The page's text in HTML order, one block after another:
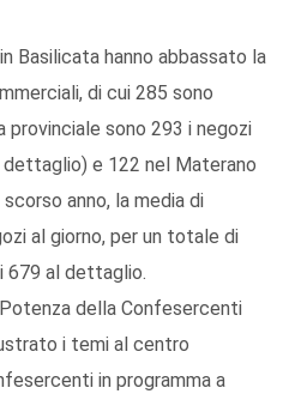
Basilicata hanno abbassato la
di cui 285 sono
sono 293 i negozi
e 122 nel Materano
anno, la media di
al giorno, per un totale di
679 al dettaglio.
della Confesercenti
i temi al centro
in programma a